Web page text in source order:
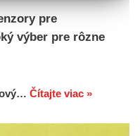
pre
výber pre rôzne
Čítajte viac »